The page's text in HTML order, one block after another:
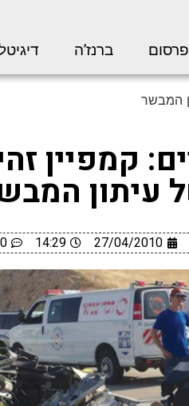
פרסום ברנז’ה
המבשר
קמפיין
עיתון
27/04/2010
14:29
20